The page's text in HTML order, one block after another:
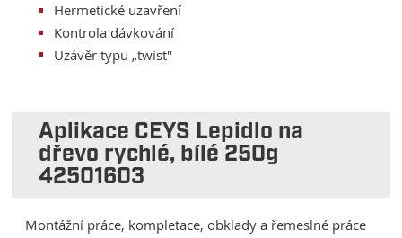
Hermetické uzavření
Kontrola dávkování
Uzávěr typu „twist"
Aplikace CEYS Lepidlo na
dřevo rychlé, bílé 250g
42501603
Montážní práce, kompletace, obklady a řemeslné práce